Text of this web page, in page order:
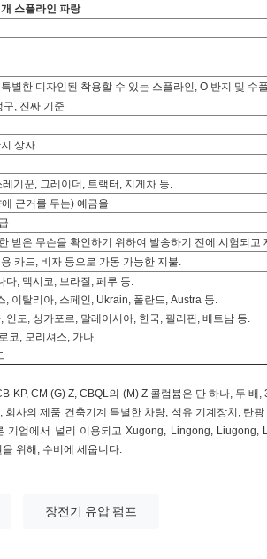
스플라인 파랑
별한 디자인된 착용할 수 있는 스플라인, O 반지 및 수풀
, 진짜 기준
상자
기꾼, 그레이더, 트랙터, 지게차 등.
근거를 두는) 예금을
받은 무슨을 확인하기 위하여 발송하기 전에 시험되고
카드, 비자 등으로 가동 가능한 지불.
다, 멕시코, 브라질, 페루 등.
, 이탈리아, 스페인, Ukrain, 폴란드, Austra 등.
인도, 싱가포르, 말레이시아, 한국, 필리핀, 베트남 등.
코, 모리셔스, 가나
KP, CM (G) Z, CBQL의 (M) Z 콜럼븀은 단 하나, 두 배,
사의 제품 건축기계 특별한 차량, 석유 기계장치, 탄
기업에서 널리 이용되고 Xugong, Lingong,
위해, 수비에 세웁니다.
장전기 유압 펌프